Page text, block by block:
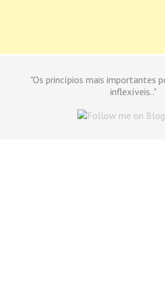
"Os princípios mais importantes
inflexíveis.."